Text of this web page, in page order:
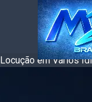
Locução em Vários